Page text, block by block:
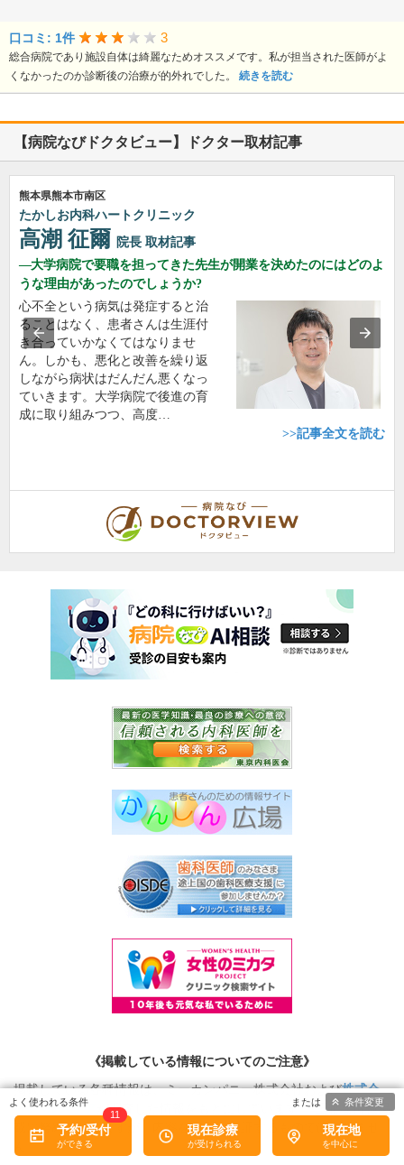
口コミ: 1件 3
総合病院であり施設自体は綺麗なためオススメです。私が担当された医師がよ
くなかったのか診断後の治療が的外れでした。 続きを読む
【病院なびドクタビュー】ドクター取材記事
熊本県熊本市南区
たかしお内科ハートクリニック
高潮 征爾 院長 取材記事
大学病院で要職を担ってきた先生が開業を決めたのにはどのよ
うな理由があったのでしょうか?
心不全という病気は発症すると治
ることはなく、患者さんは生涯付
き合っていかなくてはなりませ
ん。しかも、悪化と改善を繰り返
しながら病状はだんだん悪くなっ
ていきます。大学病院で後進の育
成に取り組みつつ、高度…
>>記事全文を読む
《掲載している情報についてのご注意》
掲載している各種情報は、ミーカンパニー株式会社および株式会
社eヘルスケア
が調査した情報をもとにしています。 正確な情報掲
載に努めておりますが、内容を完全に保証するものではありませ
ん。
予約/受付
11
現在診療 現在地
条件変更